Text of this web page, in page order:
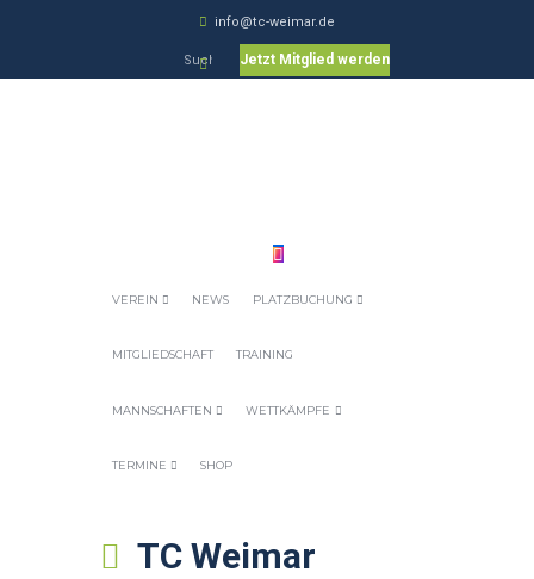
info@tc-weimar.de
Jetzt Mitglied werden
VEREIN NEWS PLATZBUCHUNG
MITGLIEDSCHAFT TRAINING
MANNSCHAFTEN WETTKÄMPFE
TERMINE SHOP
TC Weimar